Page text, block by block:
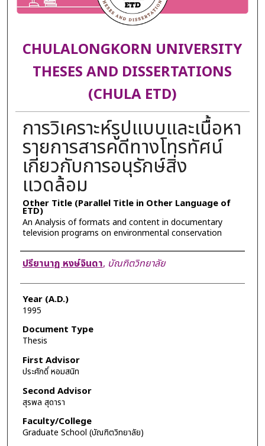
CHULALONGKORN UNIVERSITY
THESES AND DISSERTATIONS
(CHULA ETD)
การวิเคราะห์รูปแบบและเนื้อหา
รายการสารคดีทางโทรทัศน์
เกี่ยวกับการอนุรักษ์สิ่ง
แวดล้อม
Other Title (Parallel Title in Other Language of
ETD)
An Analysis of formats and content in documentary
television programs on environmental conservation
Author
ปรียานาฏ หงษ์จินดา, บัณฑิตวิทยาลัย
Year (A.D.)
1995
Document Type
Thesis
First Advisor
ประศักดิ์ หอมสนิท
Second Advisor
สุรพล สุดารา
Faculty/College
Graduate School (บัณฑิตวิทยาลัย)